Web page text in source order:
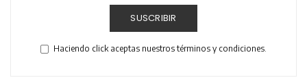
SUSCRIBIR
Haciendo click aceptas nuestros términos y condiciones.